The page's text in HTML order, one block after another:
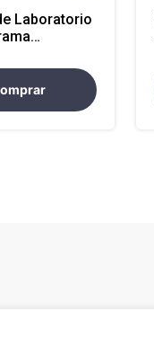
Laboratorio
(Atencion